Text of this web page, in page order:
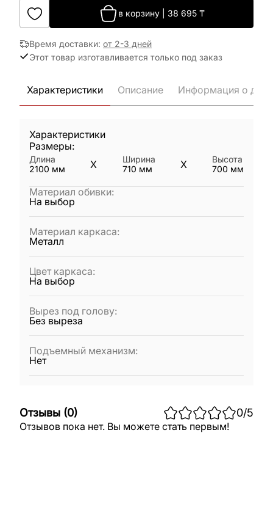
в корзину| 38 695₸
Время доставки: от 2-3 дней
Этот товар изготавливается только под заказ
Характеристики Описание Информация о
Характеристики
Размеры:
Длина
2100 мм X
Ширина
710 мм X
Высота
700 мм
Материал обивки:
На выбор
Материал каркаса:
Металл
Цвет каркаса:
На выбор
Вырез под голову:
Без выреза
Подъемный механизм:
Нет
Отзывы (0) 0/5
Отзывов пока нет. Вы можете стать первым!